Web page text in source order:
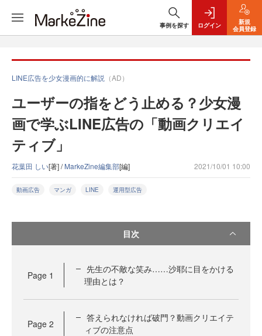
事例を探す ログイン
新規
会員登録
LINE広告を少女漫画的に解説 （AD）
ユーザーの指をどう止める？少女漫
画で学ぶLINE広告の「動画クリエイ
ティブ」
花葉田 しい[著] /MarkeZine編集部[編] 2021/10/01 10:00
動画広告 マンガ LINE 運用型広告
目次
Page 1
先生の不敵な笑み……沙耶に目をかける
理由とは？
Page 2
答えられなければ破門？動画クリエイテ
ィブの注意点